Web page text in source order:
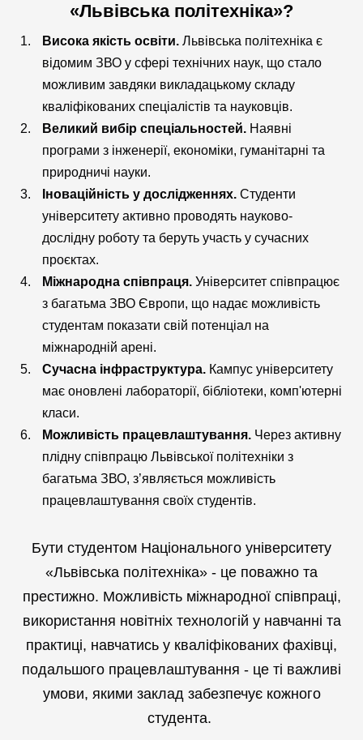
«Львівська політехніка»?
Висока якість освіти. Львівська політехніка є
відомим ЗВО у сфері технічних наук, що стало
можливим завдяки викладацькому складу
кваліфікованих спеціалістів та науковців.
Великий вибір спеціальностей. Наявні
програми з інженерії, економіки, гуманітарні та
природничі науки.
Іноваційність у дослідженнях. Студенти
університету активно проводять науково-
дослідну роботу та беруть участь у сучасних
проєктах.
Міжнародна співпраця. Університет співпрацює
з багатьма ЗВО Європи, що надає можливість
студентам показати свій потенціал на
міжнародній арені.
Сучасна інфраструктура. Кампус університету
має оновлені лабораторії, бібліотеки, комп'ютерні
класи.
Можливість працевлаштування. Через активну
плідну співпрацю Львівської політехніки з
багатьма ЗВО, з’являється можливість
працевлаштування своїх студентів.
Бути студентом Національного університету
«Львівська політехніка» - це поважно та
престижно. Можливість міжнародної співпраці,
використання новітніх технологій у навчанні та
практиці, навчатись у кваліфікованих фахівці,
подальшого працевлаштування - це ті важливі
умови, якими заклад забезпечує кожного
студента.